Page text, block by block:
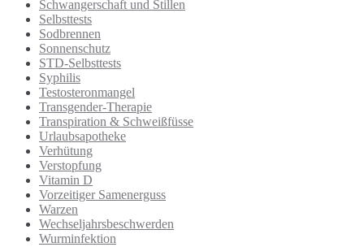
Schwangerschaft und Stillen
Selbsttests
Sodbrennen
Sonnenschutz
STD-Selbsttests
Syphilis
Testosteronmangel
Transgender-Therapie
Transpiration & Schweißfüsse
Urlaubsapotheke
Verhütung
Verstopfung
Vitamin D
Vorzeitiger Samenerguss
Warzen
Wechseljahrsbeschwerden
Wurminfektion